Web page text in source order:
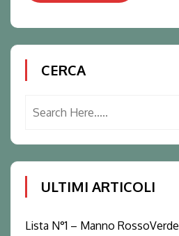
CERCA
ULTIMI ARTICOLI
Lista N°1 – Manno RossoVerde